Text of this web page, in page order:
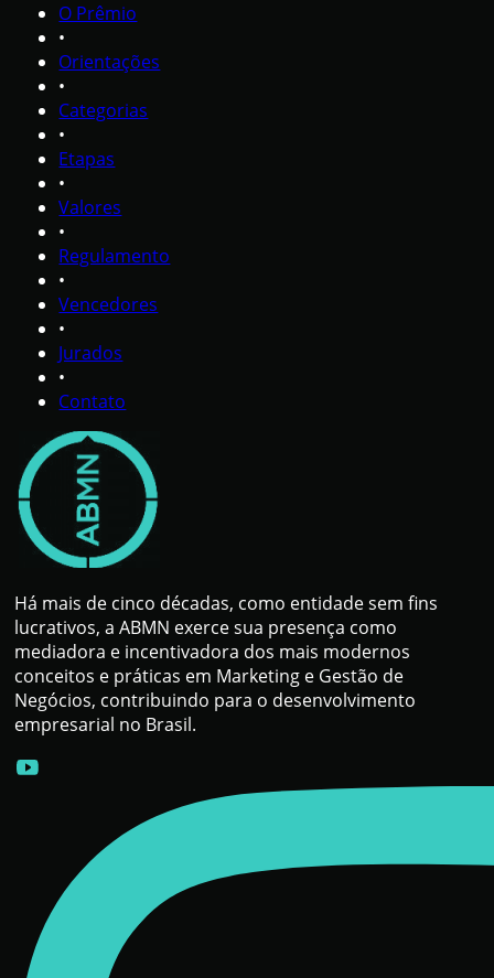
O Prêmio
•
Orientações
•
Categorias
•
Etapas
•
Valores
•
Regulamento
•
Vencedores
•
Jurados
•
Contato
Há mais de cinco décadas, como entidade sem fins
lucrativos, a ABMN exerce sua presença como
mediadora e incentivadora dos mais modernos
conceitos e práticas em Marketing e Gestão de
Negócios, contribuindo para o desenvolvimento
empresarial no Brasil.